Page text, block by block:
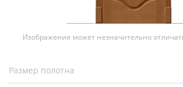
Изображение может незначительно